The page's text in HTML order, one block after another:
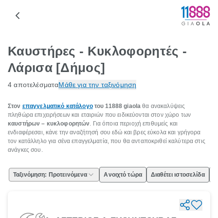
Καυστήρες - Κυκλοφορητές -
Λάρισα [Δήμος]
4 αποτελέσματαΜάθε για την ταξινόμηση
Στον επαγγελματικό κατάλογοτου 11888 giaola θα ανακαλύψεις
πληθώρα επιχειρήσεων και εταιριών που ειδικεύονται στον χώρο των
καυστήρων – κυκλοφορητών. Για όποια περιοχή επιθυμείς και
ενδιαφέρεσαι, κάνε την αναζήτησή σου εδώ και βρες εύκολα και γρήγορα
τον κατάλληλο για σένα επαγγελματία, που θα ανταποκριθεί καλύτερα στις
ανάγκες σου.
Ταξινόμηση: Προτεινόμενα Ανοιχτό τώρα Διαθέτει ιστοσελίδα